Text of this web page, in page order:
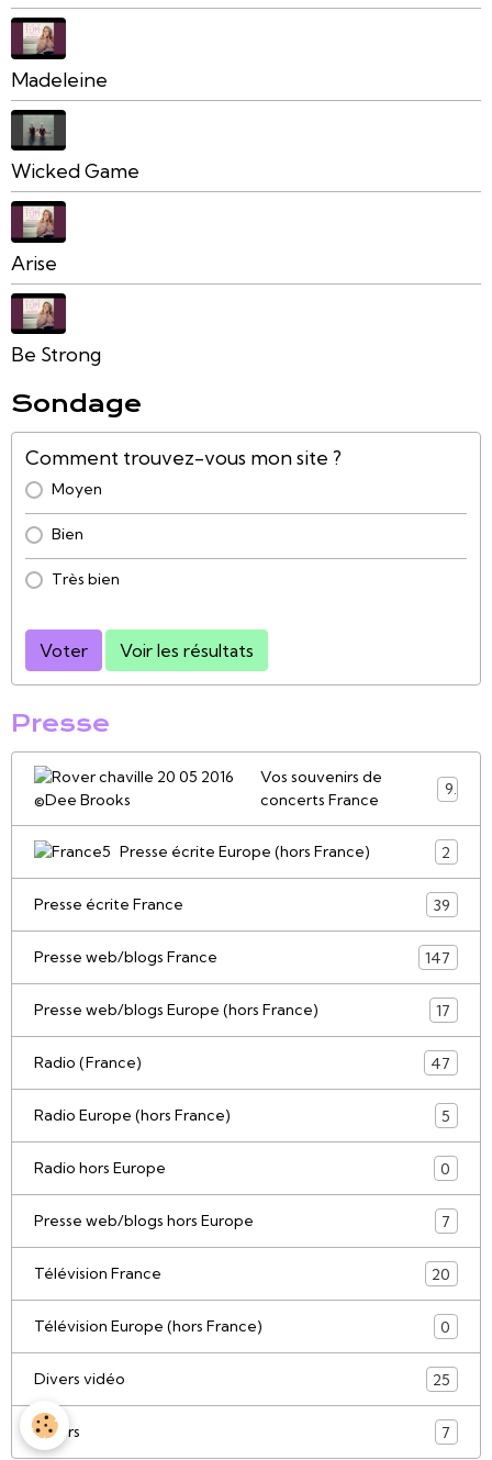
Madeleine
Wicked Game
Arise
Be Strong
Sondage
Comment trouvez-vous mon site ?
Moyen
Bien
Très bien
Voter Voir les résultats
Presse
Vos souvenirs de
concerts France
9
Presse écrite Europe (hors France) 2
Presse écrite France 39
Presse web/blogs France 147
Presse web/blogs Europe (hors France) 17
Radio (France) 47
Radio Europe (hors France) 5
Radio hors Europe 0
Presse web/blogs hors Europe 7
Télévision France 20
Télévision Europe (hors France) 0
Divers vidéo 25
Divers 7